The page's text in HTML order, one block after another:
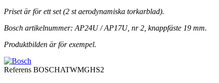
Priset är för ett set (2 st aerodynamiska torkarblad).
Bosch artikelnummer: AP24U / AP17U, nr 2, knappfäste 19 mm.
Produktbilden är för exempel.
Referens BOSCHATWMGHS2